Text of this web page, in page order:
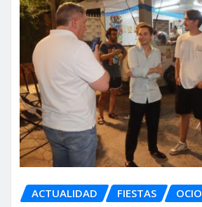
ACTUALIDAD FIESTAS OCIO